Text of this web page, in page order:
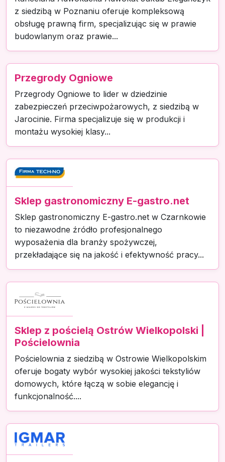
z siedzibą w Poznaniu oferuje kompleksową
obsługę prawną firm, specjalizując się w prawie
budowlanym oraz prawie...
Przegrody Ogniowe
Przegrody Ogniowe to lider w dziedzinie
zabezpieczeń przeciwpożarowych, z siedzibą w
Jarocinie. Firma specjalizuje się w produkcji i
montażu wysokiej klasy...
Sklep gastronomiczny E-gastro.net
Sklep gastronomiczny E-gastro.net w Czarnkowie
to niezawodne źródło profesjonalnego
wyposażenia dla branży spożywczej,
przekładające się na jakość i efektywność pracy...
Sklep z pościelą Ostrów Wielkopolski |
Pościelownia
Pościelownia z siedzibą w Ostrowie Wielkopolskim
oferuje bogaty wybór wysokiej jakości tekstyliów
domowych, które łączą w sobie elegancję i
funkcjonalność....